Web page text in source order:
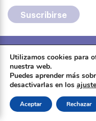
Formación
Tienda
Utilizamos cookies para
nuestra web.
Puedes aprender más
desactivarlas en los
Aceptar Rechazar